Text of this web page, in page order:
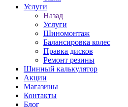
Услуги
Назад
Услуги
Шиномонтаж
Балансировка колес
Правка дисков
Ремонт резины
Шинный калькулятор
Акции
Магазины
Контакты
Блог